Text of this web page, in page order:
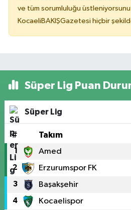
ve tüm sorumluluğu
KocaeliBAKIŞGazetesi hiçbir
Süper Lig Puan
Süper Lig
# Takım
1 Amed
2 Erzurumspor FK
3 Başakşehir
4 Kocaelispor